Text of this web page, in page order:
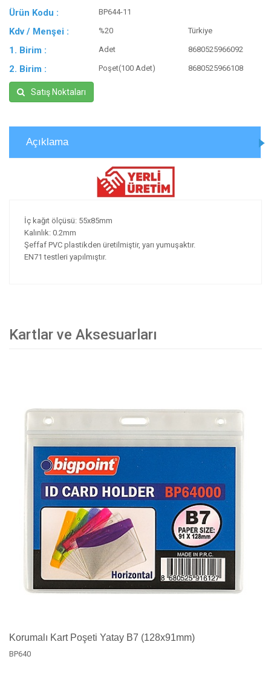
Ürün Kodu : BP644-11
Kdv / Menşei : %20 Türkiye
1. Birim : Adet 8680525966092
2. Birim : Poşet(100 Adet) 8680525966108
Satış Noktaları
Açıklama
İç kağıt ölçüsü: 55x85mm
Kalınlık: 0.2mm
Şeffaf PVC plastikden üretilmiştir, yarı yumuşaktır.
EN71 testleri yapılmıştır.
Kartlar ve Aksesuarları
Korumalı Kart Poşeti Yatay B7 (128x91mm)
BP640